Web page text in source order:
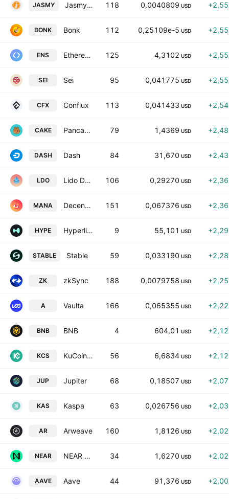
JASMY JasmyCoin 118 0,0040809 USD
BONK Bonk 112 0,25109e-5 USD
ENS Ethereum Name Service 125 4,3102 USD
SEI Sei 95 0,041775 USD
CFX Conflux 113 0,041433 USD
CAKE PancakeSwap 79 1,4369 USD
DASH Dash 84 31,670 USD
LDO Lido DAO 106 0,29270 USD
MANA Decentraland 151 0,067376 USD
HYPE Hyperliquid 9 55,101 USD
STABLE Stable 59 0,033190 USD
ZK zkSync 188 0,0079758 USD
A Vaulta 166 0,065355 USD
BNB BNB 4 604,01 USD
KCS KuCoin Token 56 6,6834 USD
JUP Jupiter 68 0,18507 USD
KAS Kaspa 63 0,026756 USD
AR Arweave 160 1,8126 USD
NEAR NEAR Protocol 34 1,6270 USD
AAVE Aave 44 91,376 USD